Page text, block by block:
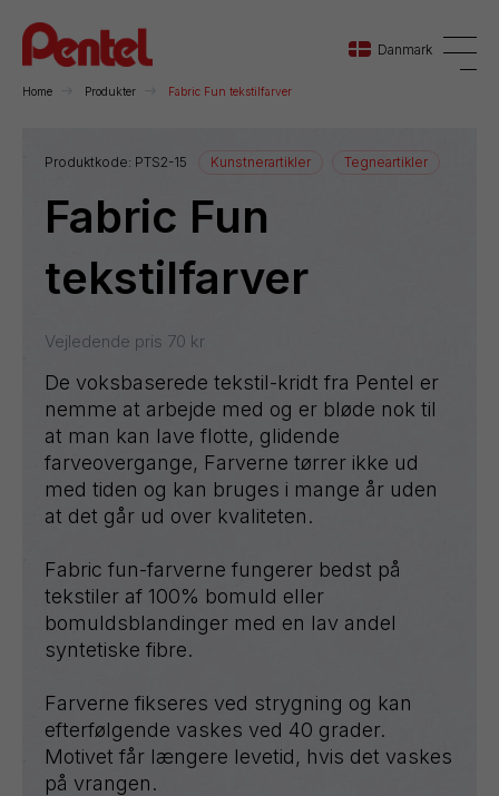
Danmark
Danmark
Sverige
Home Produkter Fabric Fun tekstilfarver
Produktkode: PTS2-15 Kunstnerartikler Tegneartikler
Fabric Fun
tekstilfarver
Vejledende pris 70 kr
De voksbaserede tekstil-kridt fra Pentel er
nemme at arbejde med og er bløde nok til
at man kan lave flotte, glidende
farveovergange, Farverne tørrer ikke ud
med tiden og kan bruges i mange år uden
at det går ud over kvaliteten.
Fabric fun-farverne fungerer bedst på
tekstiler af 100% bomuld eller
bomuldsblandinger med en lav andel
syntetiske fibre.
Farverne fikseres ved strygning og kan
efterfølgende vaskes ved 40 grader.
Motivet får længere levetid, hvis det vaskes
på vrangen.